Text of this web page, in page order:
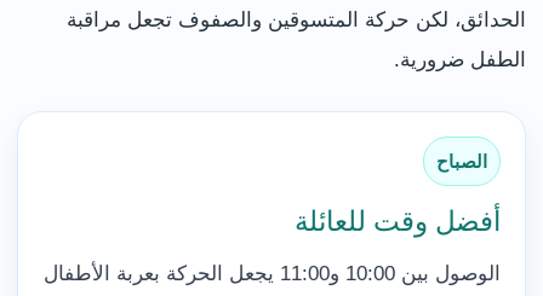
الحدائق، لكن حركة المتسوقين والصفوف تجعل مراقبة
الطفل ضرورية.
الصباح
أفضل وقت للعائلة
الوصول بين 10:00 و11:00 يجعل الحركة بعربة الأطفال